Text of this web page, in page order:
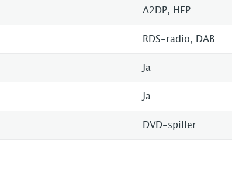
A2DP, HFP
RDS-radio, DAB
Ja
Ja
DVD-spiller